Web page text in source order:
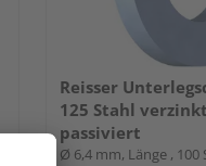
Reisser
125 Stahl
passiviert
Ø 6,4 mm, Länge ,